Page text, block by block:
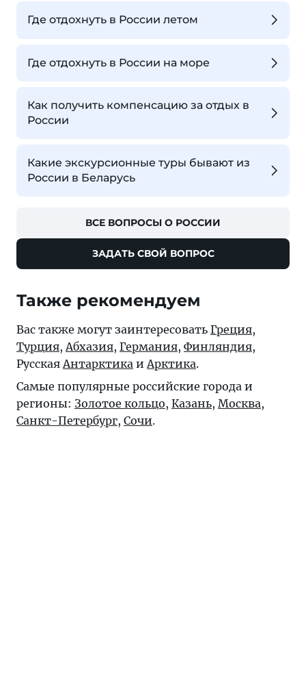
Где отдохнуть в России летом
Где отдохнуть в России на море
Как получить компенсацию за отдых в
России
Какие экскурсионные туры бывают из
России в Беларусь
ВСЕ ВОПРОСЫ О РОССИИ
ЗАДАТЬ СВОЙ ВОПРОС
Также рекомендуем
Вас также могут заинтересовать Греция,
Турция, Абхазия, Германия, Финляндия,
Русская Антарктика и Арктика.
Самые популярные российские города и
регионы: Золотое кольцо, Казань, Москва,
Санкт-Петербург, Сочи.